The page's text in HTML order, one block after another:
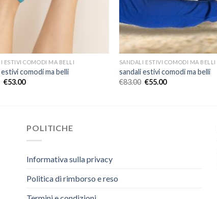
ESTIVI COMODI MA BELLI
estivi comodi ma belli
€53.00
SANDALI ESTIVI COMODI MA BELLI
sandali estivi comodi ma belli
€83.00 €55.00
POLITICHE
Informativa sulla privacy
Politica di rimborso e reso